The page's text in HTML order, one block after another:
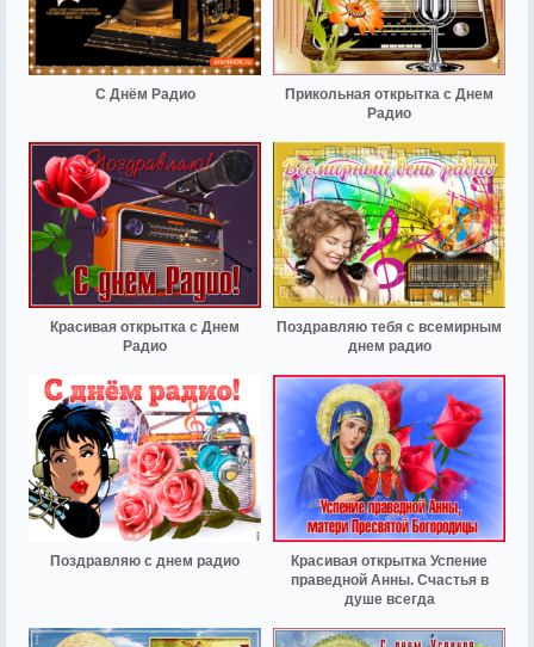
С Днём Радио
Прикольная открытка с Днем
Радио
Красивая открытка с Днем
Радио
Поздравляю тебя с всемирным
днем радио
Поздравляю с днем радио
Красивая открытка Успение
праведной Анны. Счастья в
душе всегда